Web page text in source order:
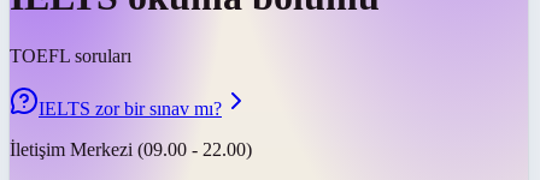
TOEFL soruları
IELTS zor bir sınav mı?
İletişim Merkezi (09.00 - 22.00)